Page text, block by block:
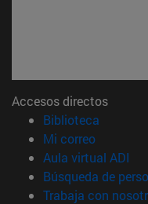
Accesos directos
Biblioteca
Mi correo(abre en
Aula virtual ADI
Búsqueda de
Trabaja con